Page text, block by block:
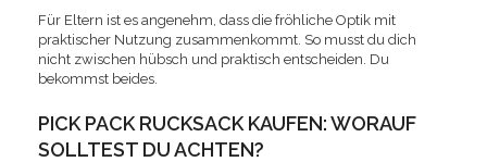
Für Eltern ist es angenehm, dass die fröhliche Optik mit
praktischer Nutzung zusammenkommt. So musst du dich
nicht zwischen hübsch und praktisch entscheiden. Du
bekommst beides.
PICK PACK RUCKSACK KAUFEN: WORAUF
SOLLTEST DU ACHTEN?